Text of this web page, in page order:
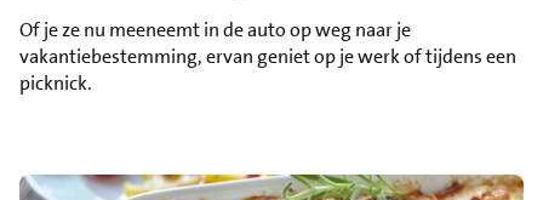
Of je ze nu meeneemt in de auto op weg naar je
vakantiebestemming, ervan geniet op je werk of tijdens een
picknick.